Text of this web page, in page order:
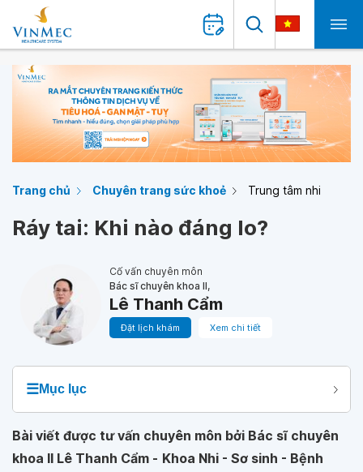
Trang chủ Chuyên trang sức khoẻ Trung tâm nhi
Ráy tai: Khi nào đáng lo?
Cố vấn chuyên môn
Bác sĩ chuyên khoa II,
Lê Thanh Cẩm
Đặt lịch khám Xem chi tiết
☰Mục lục
Bài viết được tư vấn chuyên môn bởi Bác sĩ chuyên
khoa II Lê Thanh Cẩm - Khoa Nhi - Sơ sinh - Bệnh